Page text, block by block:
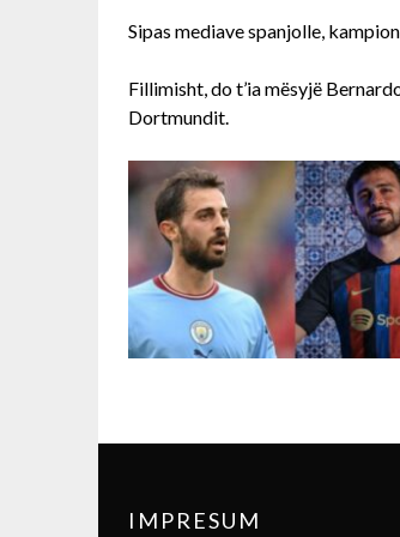
Sipas mediave spanjolle,
Fillimisht, do t’ia mësyjë
Dortmundit.
IMPRESUM